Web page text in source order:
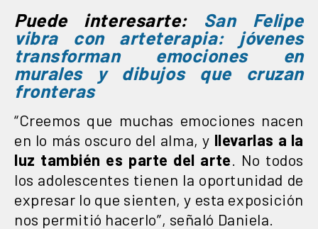
Puede interesarte: San Felipe
vibra con arteterapia: jóvenes
transforman emociones en
murales y dibujos que cruzan
fronteras
“Creemos que muchas emociones nacen
en lo más oscuro del alma, y llevarlas a la
luz también es parte del arte . No todos
los adolescentes tienen la oportunidad de
expresar lo que sienten, y esta exposición
nos permitió hacerlo”, señaló Daniela.